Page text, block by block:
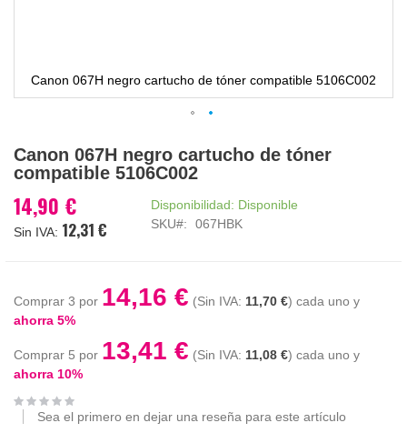
Canon 067H negro cartucho de tóner compatible 5106C002
al
comienzo
la
galería
Canon 067H negro cartucho de tóner
compatible 5106C002
14,90 €
12,31 €
Disponibilidad: Disponible
SKU
067HBK
Comprar 3 por 14,16 € 11,70 € cada uno y
ahorra 5%
Comprar 5 por 13,41 € 11,08 € cada uno y
ahorra 10%
Sea el primero en dejar una reseña para este artículo